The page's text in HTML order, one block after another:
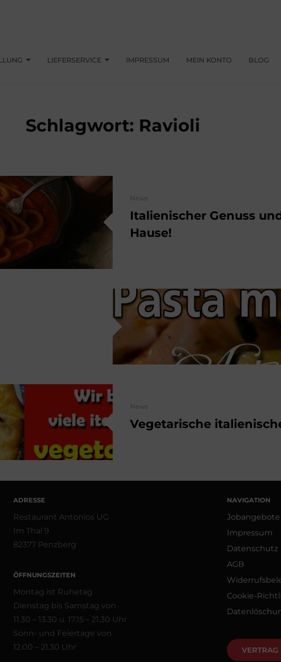
LIEFERSERVICE IMPRESSUM MEIN KONTO BLOG
Schlagwort: Ravioli
Categories
News
Italienischer Genuss
Hause!
Categories
News
Vegetarische
ADRESSE
Restaurant Antonios UG
Im Thal 9
82377 Penzberg
ÖFFNUNGSZEITEN
Montag ist Ruhetag
Dienstag bis Samstag von
11.30 – 13.30 u. 17.15 – 21.30 Uhr
Sonn- und Feiertage von
12.00 – 21.30 Uhr
NAVIGATION
Jobangebote
Impressum
Datenschutz
AGB
Cookie-